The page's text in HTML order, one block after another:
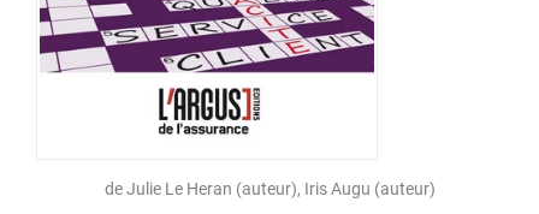
deJulie Le Heran (auteur), Iris Augu (auteur)